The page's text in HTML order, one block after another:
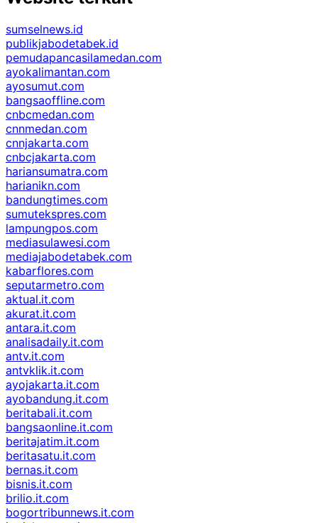
sumselnews.id
publikjabodetabek.id
pemudapancasilamedan.com
ayokalimantan.com
ayosumut.com
bangsaoffline.com
cnbcmedan.com
cnnmedan.com
cnnjakarta.com
cnbcjakarta.com
hariansumatra.com
harianikn.com
bandungtimes.com
sumutekspres.com
lampungpos.com
mediasulawesi.com
mediajabodetabek.com
kabarflores.com
seputarmetro.com
aktual.it.com
akurat.it.com
antara.it.com
analisadaily.it.com
antv.it.com
antvklik.it.com
ayojakarta.it.com
ayobandung.it.com
beritabali.it.com
bangsaonline.it.com
beritajatim.it.com
beritasatu.it.com
bernas.it.com
bisnis.it.com
brilio.it.com
bogortribunnews.it.com